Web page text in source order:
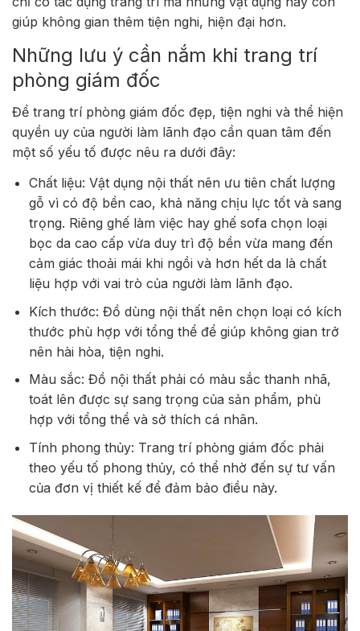
giúp không gian thêm tiện nghi, hiện đại hơn.
Những lưu ý cần nắm khi trang trí
phòng giám đốc
Để trang trí phòng giám đốc đẹp, tiện nghi và thể hiện
quyền uy của người làm lãnh đạo cần quan tâm đến
một số yếu tố được nêu ra dưới đây:
Chất liệu: Vật dụng nội thất nên ưu tiên chất lượng
gỗ vì có độ bền cao, khả năng chịu lực tốt và sang
trọng. Riêng ghế làm việc hay ghế sofa chọn loại
bọc da cao cấp vừa duy trì độ bền vừa mang đến
cảm giác thoải mái khi ngồi và hơn hết da là chất
liệu hợp với vai trò của người làm lãnh đạo.
Kích thước: Đồ dùng nội thất nên chọn loại có kích
thước phù hợp với tổng thể để giúp không gian trở
nên hài hòa, tiện nghi.
Màu sắc: Đồ nội thất phải có màu sắc thanh nhã,
toát lên được sự sang trọng của sản phẩm, phù
hợp với tổng thể và sở thích cá nhân.
Tính phong thủy: Trang trí phòng giám đốc phải
theo yếu tố phong thủy, có thể nhờ đến sự tư vấn
của đơn vị thiết kế để đảm bảo điều này.